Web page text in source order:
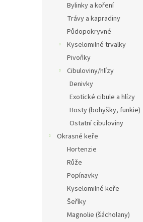
Bylinky a koření
Trávy a kapradiny
Půdopokryvné
Kyselomilné trvalky
Pivoňky
Cibuloviny/hlízy
Denivky
Exotické cibule a hlízy
Hosty (bohyšky, funkie)
Ostatní cibuloviny
Okrasné keře
Hortenzie
Růže
Popínavky
Kyselomilné keře
Šeříky
Magnolie (šácholany)